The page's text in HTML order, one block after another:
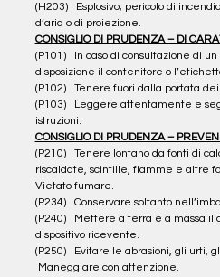
(H203)   Esplosivo; pericolo di
d’aria o di proiezione.
CONSIGLIO DI PRUDENZA – DI
(P101)   In caso di consultazione di
disposizione il contenitore o
(P102)   Tenere fuori dalla portata
(P103)   Leggere attentamente e
istruzioni.
CONSIGLIO DI PRUDENZA –
(P210)   Tenere lontano da fonti di
riscaldate, scintille, fiamme e altre
Vietato fumare.
(P234)   Conservare soltanto
(P240)   Mettere a terra e a massa il
dispositivo ricevente.
(P250)   Evitare le abrasioni, gli urti,
Maneggiare con attenzione.